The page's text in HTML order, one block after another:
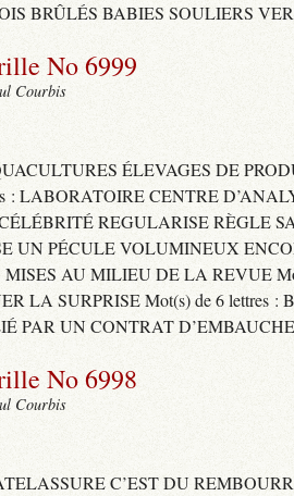
BRÛLÉS BABIES SOULIERS
No 6999
Courbis
ÉLEVAGES DE
: LABORATOIRE CENTRE
REGULARISE RÈGLE
UN PÉCULE VOLUMINEUX
MISES AU MILIEU DE LA REVUE
LA SURPRISE Mot(s) de 6 lettres :
PAR UN CONTRAT
No 6998
Courbis
C’EST DU